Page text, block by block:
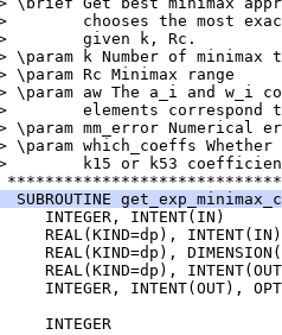
chooses the most
given k, Rc.
\param k Number of minimax
\param Rc Minimax range
\param aw The a_i and w_i
elements correspond
\param mm_error Numerical
\param which_coeffs
k15 or k53
SUBROUTINE
INTEGER, INTENT(IN)
REAL(KIND=dp),
REAL(KIND=dp),
REAL(KIND=dp),
INTEGER, INTENT(OUT),
INTEGER